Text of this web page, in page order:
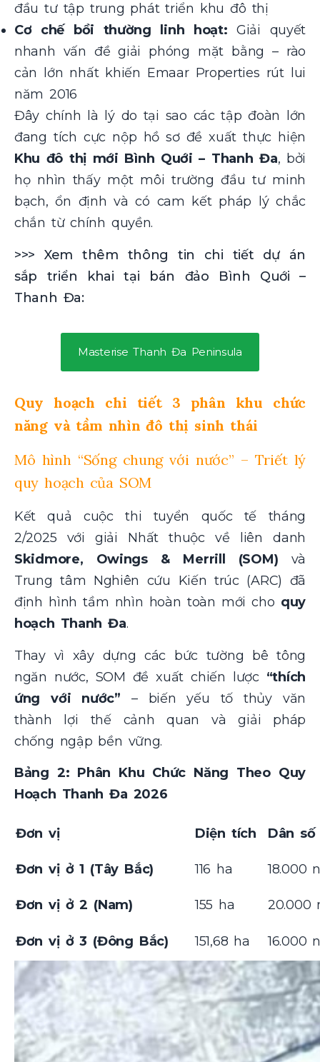
đầu tư tập trung phát triển khu đô thị
Cơ chế bồi thường linh hoạt: Giải quyết
nhanh vấn đề giải phóng mặt bằng – rào
cản lớn nhất khiến Emaar Properties rút lui
năm 2016
Đây chính là lý do tại sao các tập đoàn lớn
đang tích cực nộp hồ sơ đề xuất thực hiện
Khu đô thị mới Bình Quới – Thanh Đa, bởi
họ nhìn thấy một môi trường đầu tư minh
bạch, ổn định và có cam kết pháp lý chắc
chắn từ chính quyền.
>>> Xem thêm thông tin chi tiết dự án
sắp triển khai tại bán đảo Bình Quới –
Thanh Đa:
Masterise Thanh Đa Peninsula
Quy hoạch chi tiết 3 phân khu chức
năng và tầm nhìn đô thị sinh thái
Mô hình “Sống chung với nước” – Triết lý
quy hoạch của SOM
Kết quả cuộc thi tuyển quốc tế tháng
2/2025 với giải Nhất thuộc về liên danh
Skidmore, Owings & Merrill (SOM) và
Trung tâm Nghiên cứu Kiến trúc (ARC) đã
định hình tầm nhìn hoàn toàn mới cho quy
hoạch Thanh Đa.
Thay vì xây dựng các bức tường bê tông
ngăn nước, SOM đề xuất chiến lược “thích
ứng với nước” – biến yếu tố thủy văn
thành lợi thế cảnh quan và giải pháp
chống ngập bền vững.
Bảng 2: Phân Khu Chức Năng Theo Quy
Hoạch Thanh Đa 2026
Đơn vị Diện tích Dân số
Đơn vị ở 1 (Tây Bắc) 116 ha 18.000
Đơn vị ở 2 (Nam) 155 ha 20.000
Đơn vị ở 3 (Đông Bắc) 151,68 ha 16.000